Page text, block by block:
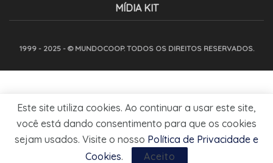
MÍDIA KIT
1999 - 2025 - © MUNDOCOOP. TODOS OS DIREITOS RESERVADOS.
Este site utiliza cookies. Ao continuar a usar este site,
você está dando consentimento para que os cookies
sejam usados. Visite o nosso Política de Privacidade e
Cookies. Aceito